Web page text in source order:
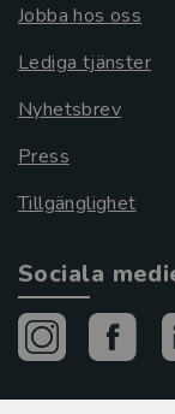
Jobba hos oss
Lediga tjänster
Nyhetsbrev
Press
Tillgänglighet
Sociala